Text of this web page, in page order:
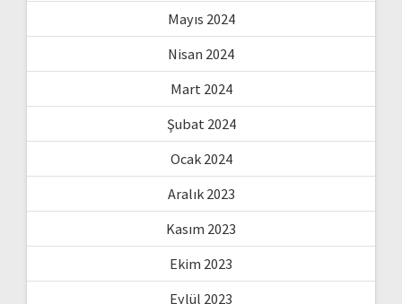
Mayıs 2024
Nisan 2024
Mart 2024
Şubat 2024
Ocak 2024
Aralık 2023
Kasım 2023
Ekim 2023
Eylül 2023